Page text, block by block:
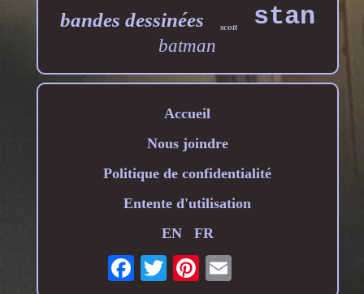
bandes dessinées scott stan
batman
Accueil
Nous joindre
Politique de confidentialité
Entente d'utilisation
EN
FR